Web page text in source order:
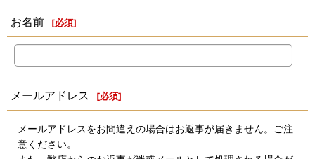
お名前 [必須]
メールアドレス [必須]
メールアドレスをお間違えの場合はお返事が届きません。ご注
意ください。